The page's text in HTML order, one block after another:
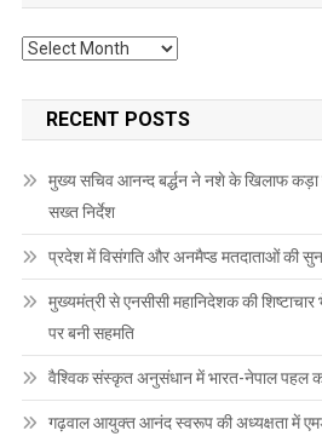
Archives
RECENT POSTS
मुख्य सचिव आनन्द बर्द्धन ने नशे के खिलाफ कड़ा
सख्त निर्देश
प्रदेश में विसंगति और अनमैप्ड मतदाताओं की
मुख्यमंत्री से एनसीसी महानिदेशक की शिष्टाचार
पर बनी सहमति
वैश्विक संस्कृत अनुसंधान में भारत-नेपाल पहल
गढ़वाल आयुक्त आनंद स्वरूप की अध्यक्षता में